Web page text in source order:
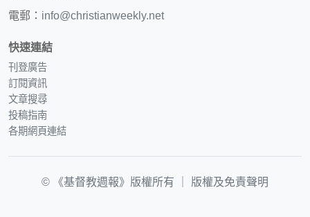
電郵： info@christianweekly.net
快速連結
刊登廣告
訂閱資訊
文章搜尋
投稿指南
各期網頁連結
© 《基督教週報》版權所有 ｜ 版權及免責聲明